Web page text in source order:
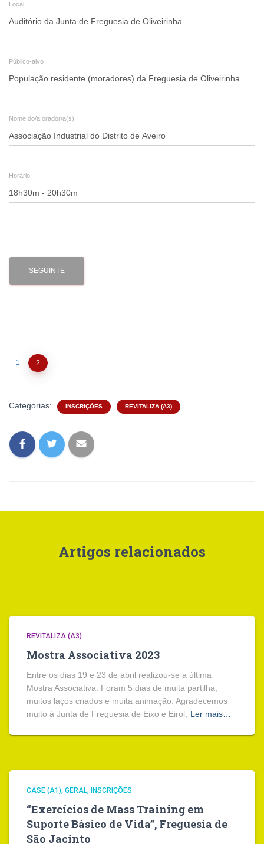
Local
Público-alvo
Nome do/a orador/a(s)
Horário
SEGUINTE
1 2
Categorias: INSCRIÇÕES REVITALIZA (A3)
Artigos relacionados
REVITALIZA (A3)
Mostra Associativa 2023
Entre os dias 19 e 23 de abril realizou-se a última
Mostra Associativa. Foram 5 dias de muita partilha,
muitos laços criados e muita animação. Agradecemos
muito à Junta de Freguesia de Eixo e Eirol,
Ler mais…
CASE (A1) GERAL INSCRIÇÕES
“Exercícios de Mass Training em
Suporte Básico de Vida”, Freguesia de
São Jacinto